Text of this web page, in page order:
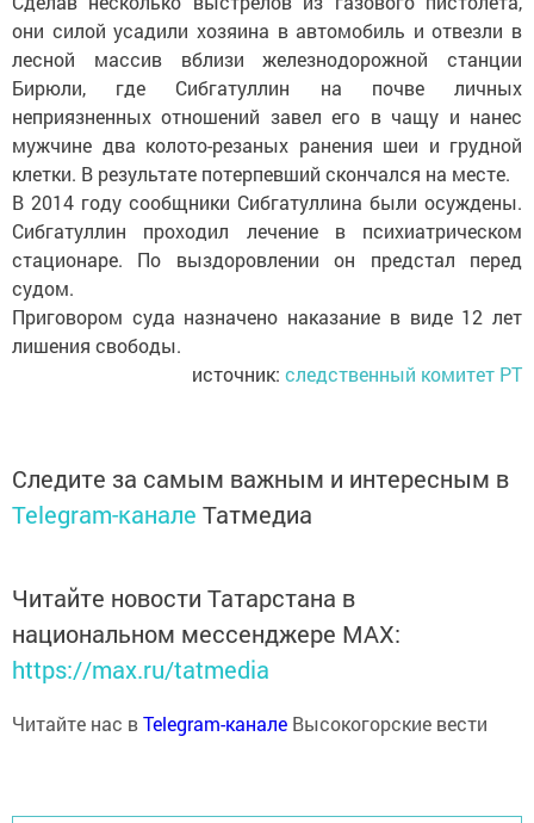
они силой усадили хозяина в автомобиль и отвезли в
лесной массив вблизи железнодорожной станции
Бирюли, где Сибгатуллин на почве личных
неприязненных отношений завел его в чащу и нанес
мужчине два колото-резаных ранения шеи и грудной
клетки. В результате потерпевший скончался на месте.
В 2014 году сообщники Сибгатуллина были осуждены.
Сибгатуллин проходил лечение в психиатрическом
стационаре. По выздоровлении он предстал перед
судом.
Приговором суда назначено наказание в виде 12 лет
лишения свободы.
источник: следственный комитет РТ
Следите за самым важным и интересным в
Telegram-канале Татмедиа
Читайте новости Татарстана в
национальном мессенджере MАХ:
https://max.ru/tatmedia
Читайте нас вTelegram-канале Высокогорские вести